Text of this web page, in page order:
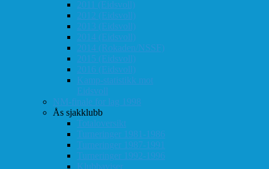
2011 (Eidsvoll)
2012 (Eidsvoll)
2013 (Eidsvoll)
2014 (Eidsvoll)
2014 (Rokaden/NSSF)
2015 (Eidsvoll)
2016 (Eidsvoll)
Kamp-statistikk mot
Eidsvoll
NM-finale for lag 1998
Ås sjakklubb
Totaloversikt
Turneringer 1981-1986
Turneringer 1987-1991
Turneringer 1992-1996
Klubbaviser